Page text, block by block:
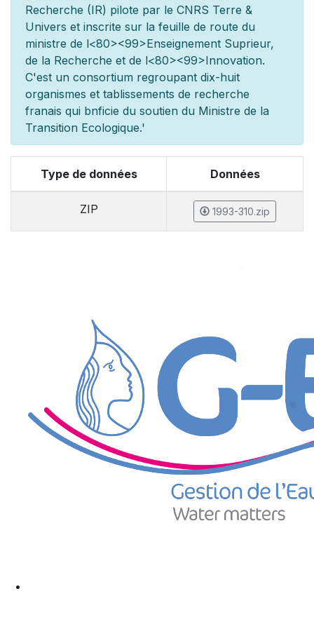
Recherche (IR) pilote par le CNRS Terre &
Univers et inscrite sur la feuille de route du
ministre de l<80><99>Enseignement Suprieur,
de la Recherche et de l<80><99>Innovation.
C'est un consortium regroupant dix-huit
organismes et tablissements de recherche
franais qui bnficie du soutien du Ministre de la
Transition Ecologique.'
Type de données Données
ZIP 1993-310.zip